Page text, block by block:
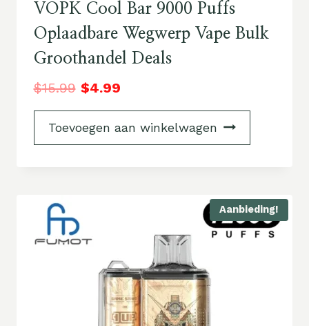
VOPK Cool Bar 9000 Puffs
Oplaadbare Wegwerp Vape Bulk
Groothandel Deals
$15.99 $4.99
Toevoegen aan winkelwagen
Aanbieding!